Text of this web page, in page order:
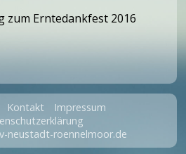
zum Erntedankfest 2016
Kontakt
Impressum
neustadt-roennelmoor.de